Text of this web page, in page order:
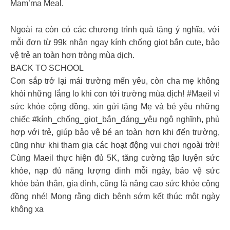
Mam’ma Meal.
️Ngoài ra còn có các chương trình quà tặng ý nghĩa, với
mỗi đơn từ 99k nhận ngay kính chống giọt bắn cute, bảo
vệ trẻ an toàn hơn tròng mùa dịch.
BACK TO SCHOOL
Con sắp trở lại mái trường mến yêu, còn cha mẹ không
khỏi những lắng lo khi con tới trường mùa dịch! #Maeil vì
sức khỏe cộng đồng, xin gửi tặng Mẹ và bé yêu những
chiếc #kính_chống_giọt_bắn_đáng_yêu ngộ nghĩnh, phù
hợp với trẻ, giúp bảo vệ bé an toàn hơn khi đến trường,
cũng như khi tham gia các hoạt động vui chơi ngoài trời!
Cùng Maeil thực hiện đủ 5K, tăng cường tập luyện sức
khỏe, nạp đủ năng lượng dinh mỗi ngày, bảo vệ sức
khỏe bản thân, gia đình, cũng là nâng cao sức khỏe cộng
đồng nhé! Mong rằng dịch bệnh sớm kết thúc một ngày
không xa